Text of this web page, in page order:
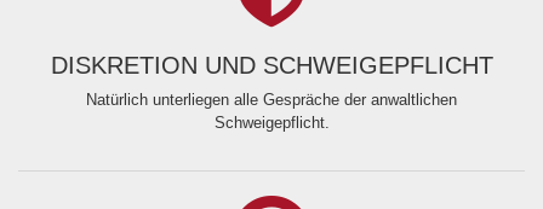
DISKRETION UND SCHWEIGEPFLICHT
Natürlich unterliegen alle Gespräche der anwaltlichen
Schweigepflicht.